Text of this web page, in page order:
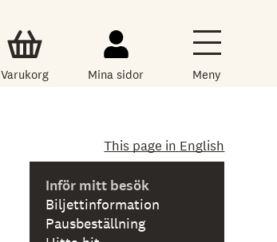
Varukorg Mina sidor Meny
This page in English
Inför mitt besök
Biljettinformation
Pausbeställning